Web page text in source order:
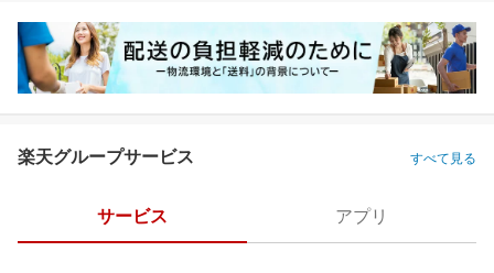
楽天グループサービス すべて見る
サービス アプリ